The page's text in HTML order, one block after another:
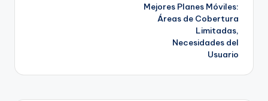
Mejores Planes Móviles:
Áreas de Cobertura
Limitadas,
Necesidades del
Usuario